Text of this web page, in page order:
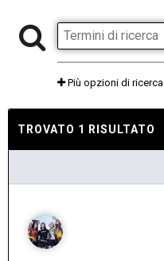
Più opzioni di ricerca
TROVATO 1 RISULTATO